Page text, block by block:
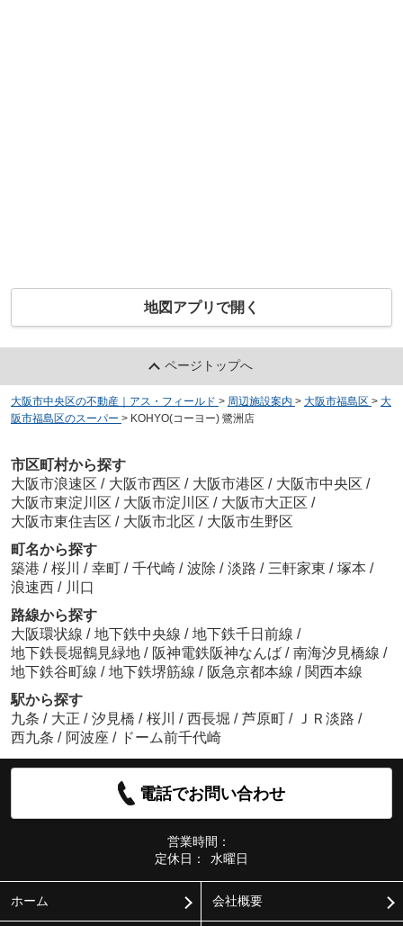
地図アプリで開く
ページトップへ
大阪市中央区の不動産｜アス・フィールド > 周辺施設案内 > 大阪市福島区 > 大
阪市福島区のスーパー > KOHYO(コーヨー) 鷺洲店
市区町村から探す
大阪市浪速区 / 大阪市西区 / 大阪市港区 / 大阪市中央区 /
大阪市東淀川区 / 大阪市淀川区 / 大阪市大正区 /
大阪市東住吉区 / 大阪市北区 / 大阪市生野区
町名から探す
築港 / 桜川 / 幸町 / 千代崎 / 波除 / 淡路 / 三軒家東 / 塚本 /
浪速西 / 川口
路線から探す
大阪環状線 / 地下鉄中央線 / 地下鉄千日前線 /
地下鉄長堀鶴見緑地 / 阪神電鉄阪神なんば / 南海汐見橋線 /
地下鉄谷町線 / 地下鉄堺筋線 / 阪急京都本線 / 関西本線
駅から探す
九条 / 大正 / 汐見橋 / 桜川 / 西長堀 / 芦原町 / ＪＲ淡路 /
西九条 / 阿波座 / ドーム前千代崎
電話でお問い合わせ
営業時間：
定休日：
水曜日
ホーム 会社概要